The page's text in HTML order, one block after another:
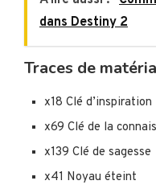
dans Destiny 2
Traces de
x18 Clé d’inspiration
x69 Clé de la
x139 Clé de sagesse
x41 Noyau éteint